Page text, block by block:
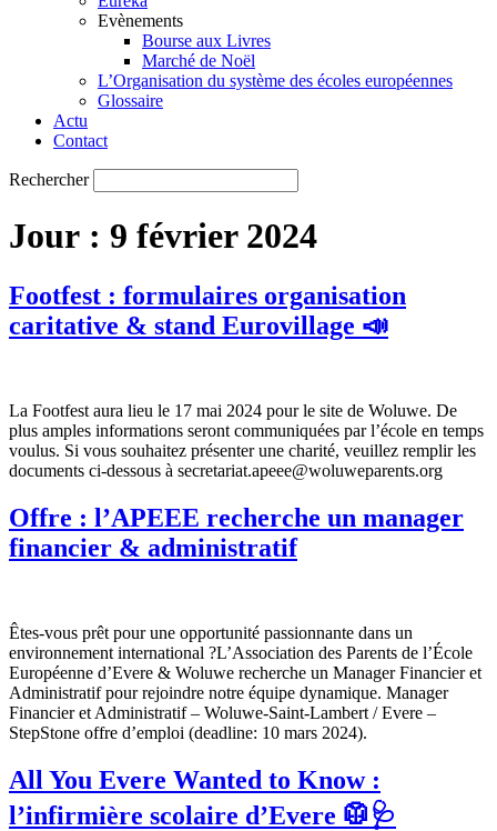
Evènements
Bourse aux Livres
Marché de Noël
L’Organisation du système des écoles européennes
Glossaire
Actu
Contact
Rechercher
Jour : 9 février 2024
Footfest : formulaires organisation
caritative & stand Eurovillage 📣
La Footfest aura lieu le 17 mai 2024 pour le site de Woluwe. De
plus amples informations seront communiquées par l’école en temps
voulus. Si vous souhaitez présenter une charité, veuillez remplir les
documents ci-dessous à secretariat.apeee@woluweparents.org
Offre : l’APEEE recherche un manager
financier & administratif
Êtes-vous prêt pour une opportunité passionnante dans un
environnement international ?L’Association des Parents de l’École
Européenne d’Evere & Woluwe recherche un Manager Financier et
Administratif pour rejoindre notre équipe dynamique. Manager
Financier et Administratif – Woluwe-Saint-Lambert / Evere –
StepStone offre d’emploi (deadline: 10 mars 2024).
All You Evere Wanted to Know :
l’infirmière scolaire d’Evere 🥼🩺